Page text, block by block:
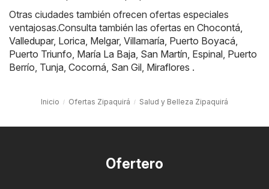
Otras ciudades también ofrecen ofertas especiales
ventajosas.Consulta también las ofertas en Chocontá
Valledupar, Lorica Melgar, Villamaría Puerto Boyacá
Puerto Triunfo María La Baja San Martín Espinal Puerto
Berrío Tunja Cocorná San Gil Miraflores .
Inicio Ofertas Zipaquirá Salud y Belleza Zipaquirá
Ofertero